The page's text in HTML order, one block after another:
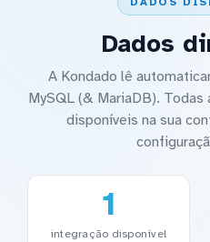
Dados
A Kondado lê
MySQL (& MariaDB).
disponíveis na sua
1
integração disponível